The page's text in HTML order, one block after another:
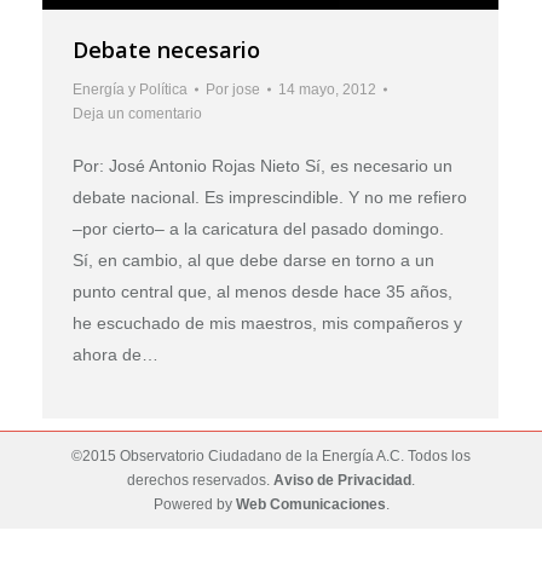
Debate necesario
Energía y Política Por jose
14 mayo, 2012
Deja un comentario
Por: José Antonio Rojas Nieto Sí, es necesario un
debate nacional. Es imprescindible. Y no me refiero
–por cierto– a la caricatura del pasado domingo.
Sí, en cambio, al que debe darse en torno a un
punto central que, al menos desde hace 35 años,
he escuchado de mis maestros, mis compañeros y
ahora de…
©2015 Observatorio Ciudadano de la Energía A.C. Todos los
derechos reservados. Aviso de Privacidad .
Powered by Web Comunicaciones.